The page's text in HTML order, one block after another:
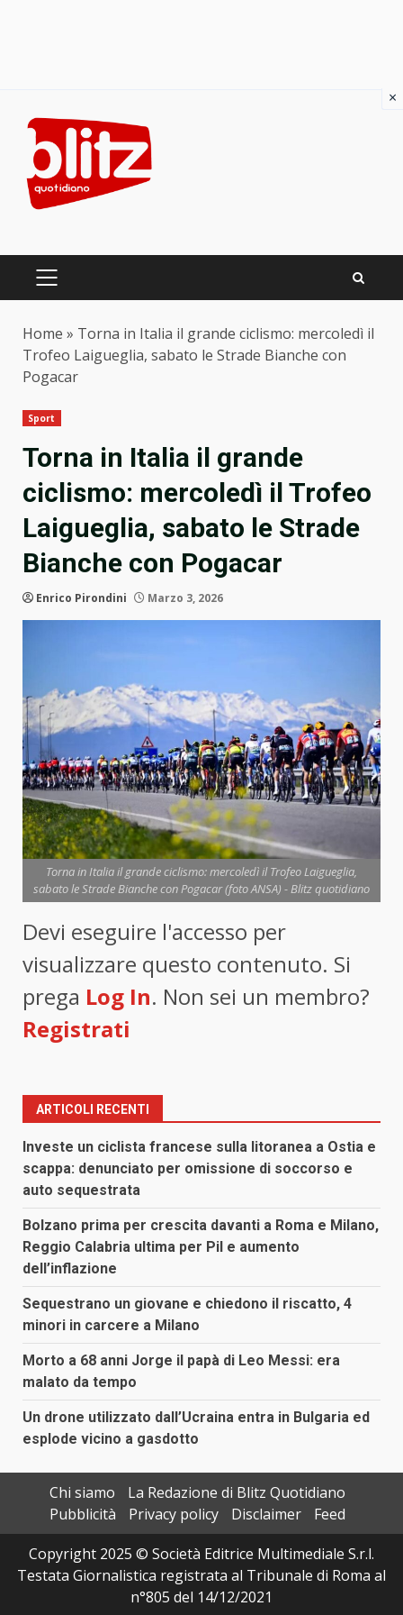
content
PRIMARY
Home » Torna in Italia il grande ciclismo: mercoledì il
Trofeo Laigueglia, sabato le Strade Bianche con
Pogacar
Sport
Torna in Italia il grande
ciclismo: mercoledì il Trofeo
Laigueglia, sabato le Strade
Bianche con Pogacar
Enrico Pirondini Marzo 3, 2026
Torna in Italia il grande ciclismo: mercoledì il Trofeo Laigueglia,
sabato le Strade Bianche con Pogacar (foto ANSA) - Blitz quotidiano
Devi eseguire l'accesso per
visualizzare questo contenuto. Si
prega Log In. Non sei un membro?
Registrati
ARTICOLI RECENTI
Investe un ciclista francese sulla litoranea a Ostia e
scappa: denunciato per omissione di soccorso e
auto sequestrata
Bolzano prima per crescita davanti a Roma e Milano,
Reggio Calabria ultima per Pil e aumento
dell’inflazione
Sequestrano un giovane e chiedono il riscatto, 4
minori in carcere a Milano
Morto a 68 anni Jorge il papà di Leo Messi: era
malato da tempo
Un drone utilizzato dall’Ucraina entra in Bulgaria ed
esplode vicino a gasdotto
Chi siamo
La Redazione di Blitz Quotidiano
Pubblicità
Privacy policy Disclaimer
Feed
Copyright 2025 © Società Editrice Multimediale S.r.l.
Testata Giornalistica registrata al Tribunale di Roma al
n°805 del 14/12/2021
×